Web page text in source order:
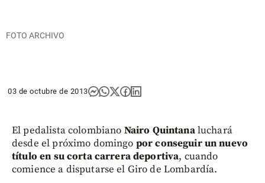
FOTO ARCHIVO
03 de octubre de 2013
El pedalista colombiano Nairo Quintanaluchará
desde el próximo domingo por conseguir un nuevo
título en su corta carrera deportiva, cuando
comience a disputarse el Giro de Lombardía.